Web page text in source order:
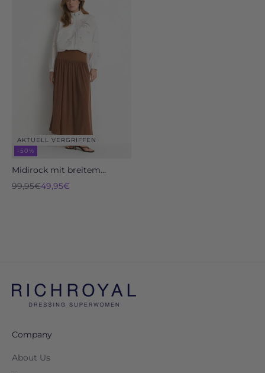
AKTUELL VERGRIFFEN
-50%
Midirock mit breitem
Jerseybund
Regulärer Preis
99,95€Angebot
49,95€
Company
About Us